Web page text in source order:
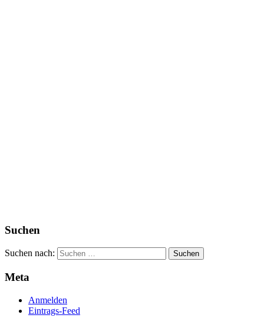
Suchen
Suchen nach:
Meta
Anmelden
Eintrags-Feed